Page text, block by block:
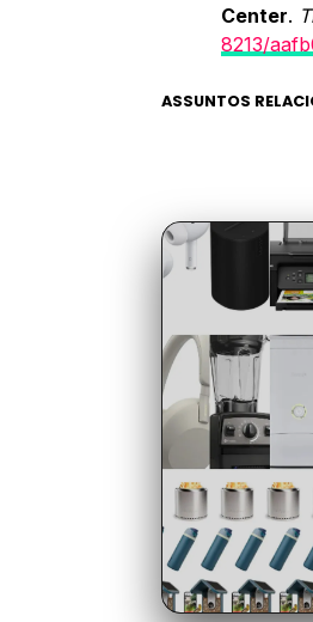
Center.
8213/
ASSUNTOS